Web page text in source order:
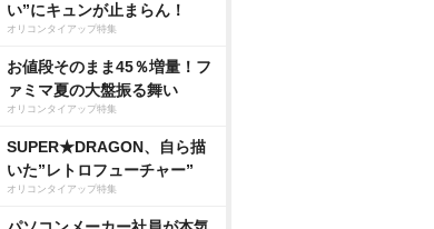
い”にキュンが止まらん！
オリコンタイアップ特集
お値段そのまま45％増量！フ
ァミマ夏の大盤振る舞い
オリコンタイアップ特集
SUPER★DRAGON、自ら描
いた”レトロフューチャー”
オリコンタイアップ特集